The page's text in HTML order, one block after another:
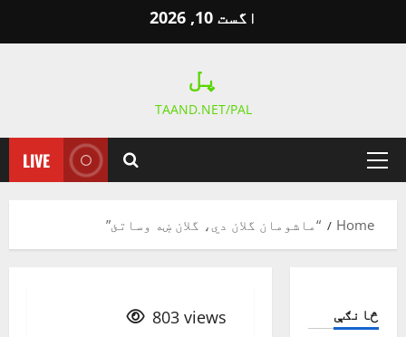
اگست 10, 2026
پل
TAAND.NET/PAL
Primary
LIVE
Home “ماشومان گلان دي، گلان ښه وساتئ”
803 views
څانګې